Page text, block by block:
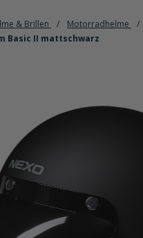
& Brillen Motorradhelme
Basic II mattschwarz